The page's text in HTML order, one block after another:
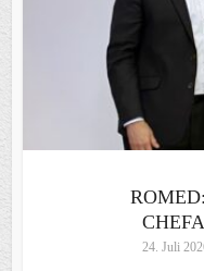
24. Juli